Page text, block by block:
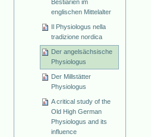
Bestiarien im
englischen Mittelalter
Il Physiologus nella
tradizione nordica
Der angelsächsische
Physiologus
Der Millstätter
Physiologus
A critical study of the
Old High German
Physiologus and its
influence